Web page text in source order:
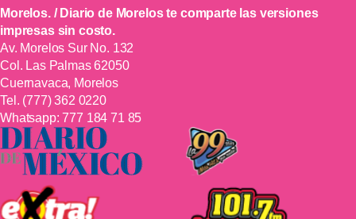
Morelos. / Diario de Morelos te comparte las versiones
impresas sin costo.
Av. Morelos Sur No. 132
Col. Las Palmas 62050
Cuernavaca, Morelos
Tel. (777) 362 0220
Whatsapp:777 184 71 85